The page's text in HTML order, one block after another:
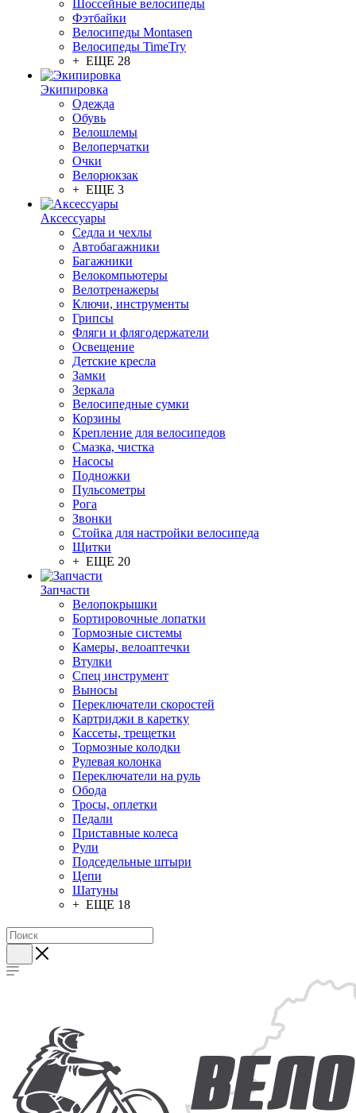
Шоссейные велосипеды
Фэтбайки
Велосипеды Montasen
Велосипеды TimeTry
+ ЕЩЕ 28
Экипировка
Одежда
Обувь
Велошлемы
Велоперчатки
Очки
Велорюкзак
+ ЕЩЕ 3
Аксессуары
Седла и чехлы
Автобагажники
Багажники
Велокомпьютеры
Велотренажеры
Ключи, инструменты
Грипсы
Фляги и флягодержатели
Освещение
Детские кресла
Замки
Зеркала
Велосипедные сумки
Корзины
Крепление для велосипедов
Смазка, чистка
Насосы
Подножки
Пульсометры
Рога
Звонки
Стойка для настройки велосипеда
Щитки
+ ЕЩЕ 20
Запчасти
Велопокрышки
Бортировочные лопатки
Тормозные системы
Камеры, велоаптечки
Втулки
Спец инструмент
Выносы
Переключатели скоростей
Картриджи в каретку
Кассеты, трещетки
Тормозные колодки
Рулевая колонка
Переключатели на руль
Обода
Тросы, оплетки
Педали
Приставные колеса
Рули
Подседельные штыри
Цепи
Шатуны
+ ЕЩЕ 18